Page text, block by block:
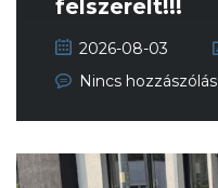
felszerelt!!!
2026-08-03
Nincs hozzászólás